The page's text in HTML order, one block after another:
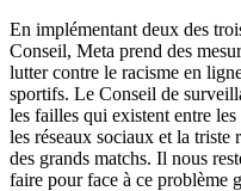
En implémentant deux des
Conseil, Meta prend des
lutter contre le racisme en
sportifs. Le Conseil de
les failles qui existent entre
les réseaux sociaux et la triste
des grands matchs. Il nous
faire pour face à ce problème